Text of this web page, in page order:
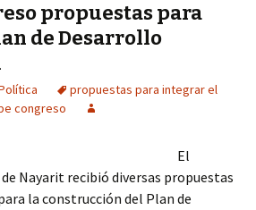
propuestas para
de Desarrollo
propuestas para integrar el
congreso
El
Nayarit recibió diversas propuestas
la construcción del Plan de